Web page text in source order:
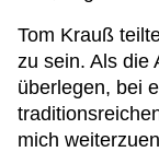
Tom Krauß
zu sein. Als die
überlegen, bei
mich